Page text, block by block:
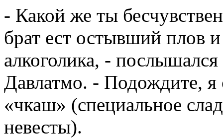
- Какой же ты
брат ест остывший плов
алкоголика, -
Давлатмо. - Подождите, я
«чкаш» (специальное
невесты).